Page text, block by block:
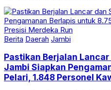
Berita Daerah Jambi
Pastikan Berjalan
Jambi Siapkan
Pelari, 1.848 Personel